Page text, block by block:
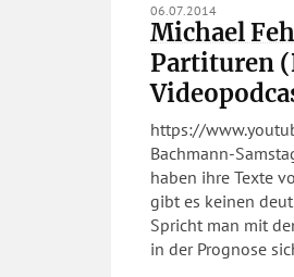
06.07.2014
Michael
Partituren
https://
Bachmann-
haben ihre Texte
gibt es keinen
Spricht man mit
in der Prognose